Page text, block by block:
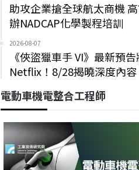
助攻企業搶全球航太商機
辦NADCAP化學製程培訓
2026-08-07
《俠盜獵車手 VI》最新預
Netflix！8/28揭曉深度內容
電動車機電整合工程師